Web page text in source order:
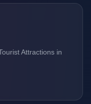
Attractions in